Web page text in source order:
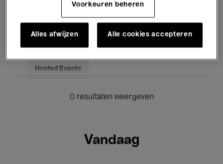
Voor iedereen Kids’ Palace
Onderwijs Rondleidingen
Hosted Events
0 resultaten weergeven
Vandaag
Voorkeuren beheren
Alles afwijzen Alle cookies accepteren